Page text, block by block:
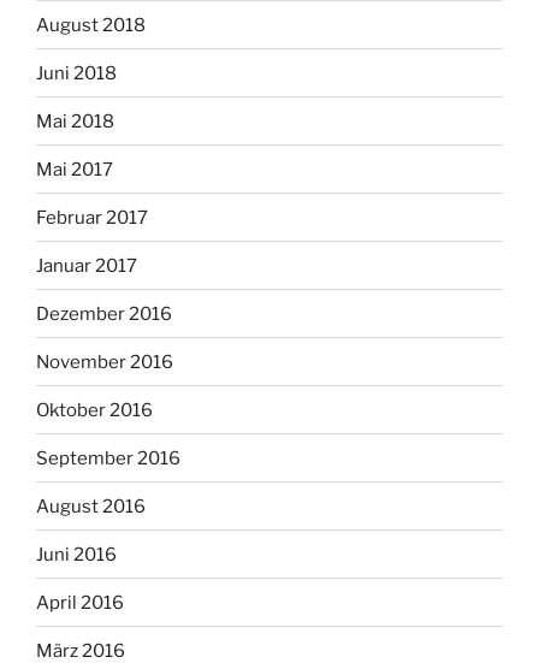
August 2018
Juni 2018
Mai 2018
Mai 2017
Februar 2017
Januar 2017
Dezember 2016
November 2016
Oktober 2016
September 2016
August 2016
Juni 2016
April 2016
März 2016